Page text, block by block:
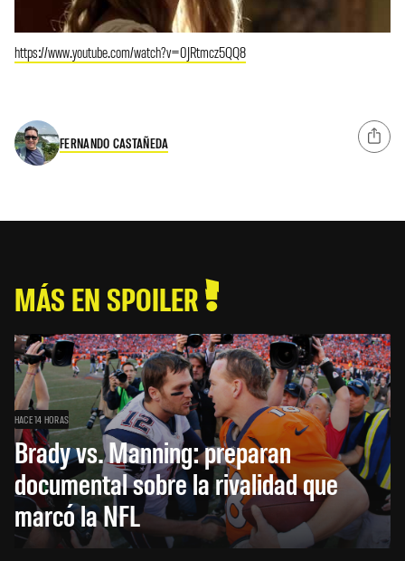
https://www.youtube.com/watch?v=0JRtmcz5QQ8
FERNANDO CASTAÑEDA
MÁS EN SPOILER
HACE 14 HORAS
Brady vs. Manning: preparan
documental sobre la rivalidad que
marcó la NFL